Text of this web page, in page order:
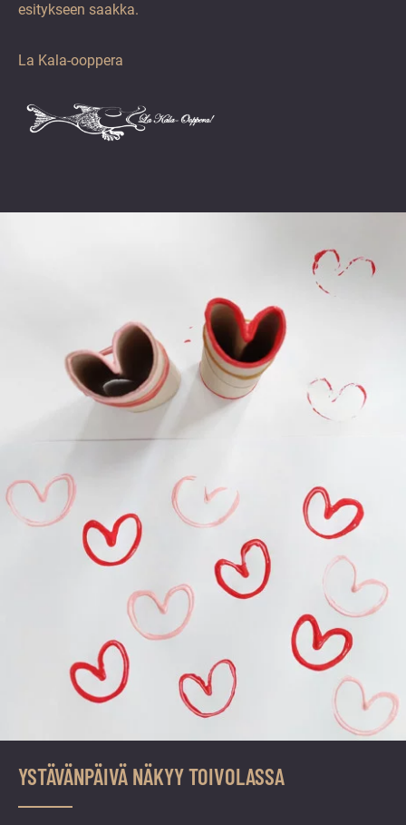
esitykseen saakka.
La Kala-ooppera
YSTÄVÄNPÄIVÄ NÄKYY TOIVOLASSA